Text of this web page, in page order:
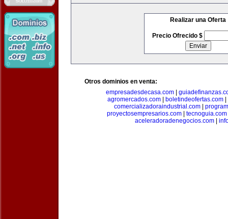
Realizar una Oferta
Precio Ofrecido $
Otros dominios en venta:
empresadesdecasa.com|
agromercados.com
boletindeofertas.com
comercializadoraindustrial.com
proyectosempresarios.com
tecnoguia.com
aceleradoradenegocios.com